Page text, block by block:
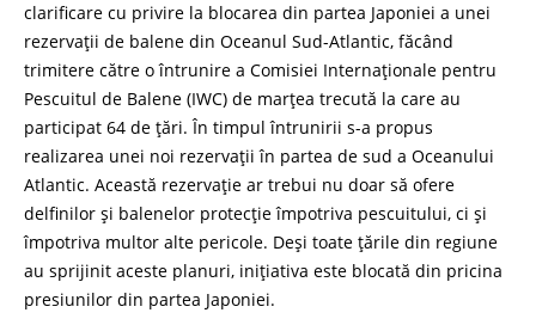
clarificare cu privire la blocarea din partea Japoniei a unei
rezervații de balene din Oceanul Sud-Atlantic, făcând
trimitere către o întrunire a Comisiei Internaționale pentru
Pescuitul de Balene (IWC) de marțea trecută la care au
participat 64 de țări. În timpul întrunirii s-a propus
realizarea unei noi rezervații în partea de sud a Oceanului
Atlantic. Această rezervație ar trebui nu doar să ofere
delfinilor și balenelor protecție împotriva pescuitului, ci și
împotriva multor alte pericole. Deși toate țările din regiune
au sprijinit aceste planuri, inițiativa este blocată din pricina
presiunilor din partea Japoniei.